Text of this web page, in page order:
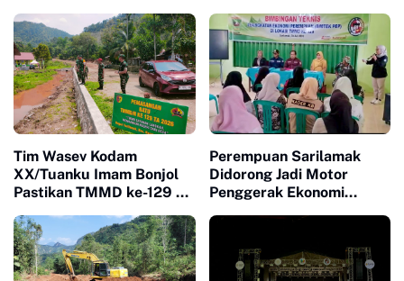
Ketertiban
Tim Wasev Kodam
XX/Tuanku Imam Bonjol
Pastikan TMMD ke-129 di
Sasaran dan Berkualitas
Perempuan Sarilamak
Didorong Jadi Motor
Penggerak Ekonomi